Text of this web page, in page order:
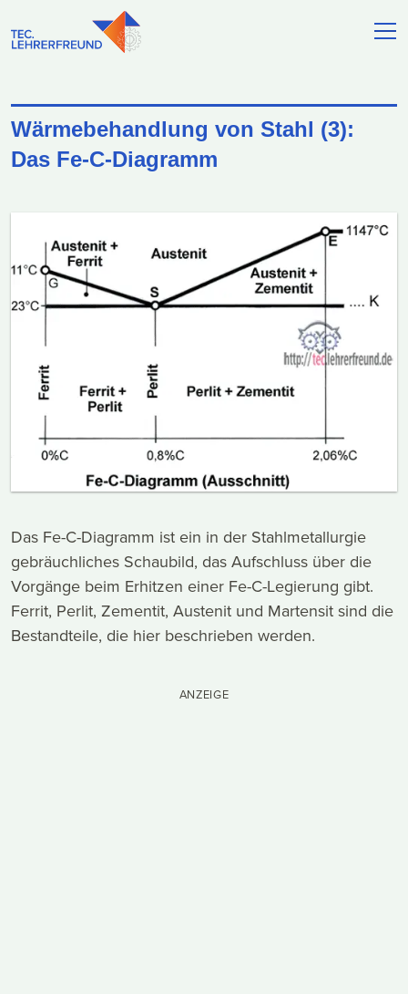
Wärmebehandlung von Stahl (3):
Das Fe-C-Diagramm
Das Fe-C-Diagramm ist ein in der Stahlmetallurgie
gebräuchliches Schaubild, das Aufschluss über die
Vorgänge beim Erhitzen einer Fe-C-Legierung gibt.
Ferrit, Perlit, Zementit, Austenit und Martensit sind die
Bestandteile, die hier beschrieben werden.
ANZEIGE